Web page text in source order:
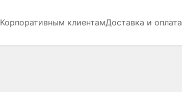
Корпоративным клиентамДоставка и оплата